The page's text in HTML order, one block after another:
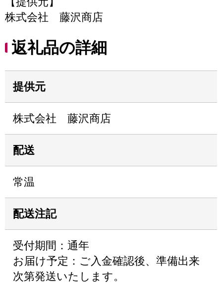
株式会社 藤沢商店
返礼品の詳細
提供元
株式会社 藤沢商店
配送
常温
配送注記
受付期間：通年
お届け予定：ご入金確認後、準備出来
次第発送いたします。